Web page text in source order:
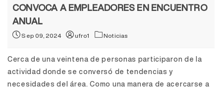
CONVOCA A EMPLEADORES EN ENCUENTRO
ANUAL
Sep 09, 2024 ufro1 Noticias
Cerca de una veintena de personas participaron de la
actividad donde se conversó de tendencias y
necesidades del área. Como una manera de acercarse a